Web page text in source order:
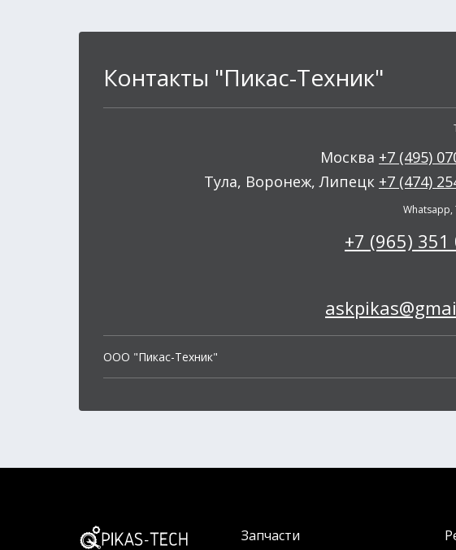
Контакты "Пикас-Техник"
Москва +7 (495)
Тула, Воронеж, Липецк +7 (474)
Whatsapp,
+7 (965) 351
OOO "Пикас-Техник"
Запчасти